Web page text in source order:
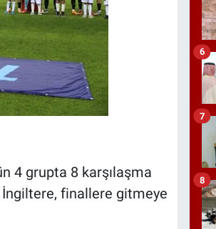
4 grupta 8 karşılaşma
İngiltere, finallere gitmeye
6
7
8